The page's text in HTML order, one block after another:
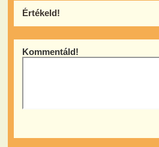
Értékeld!
Kommentáld!